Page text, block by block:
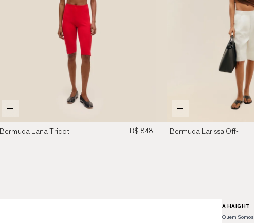
Bermuda Lana Tricot
R$ 848
Bermuda Larissa Off-
A HAIGHT
Quem Somos